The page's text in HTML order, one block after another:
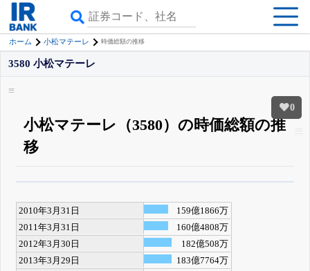
ホーム 小松マテーレ 時価総額の推移
0
3580 小松マテーレ
小松マテーレ（3580）の時価総額の推
移
詳しく見られる無料でβ版をはじめる
登録すると永久30%OFFと米株版の先行利用も付きます
2010年3月31日
159億1866万
2011年3月31日
160億4808万
2012年3月30日
182億508万
2013年3月29日
183億7764万